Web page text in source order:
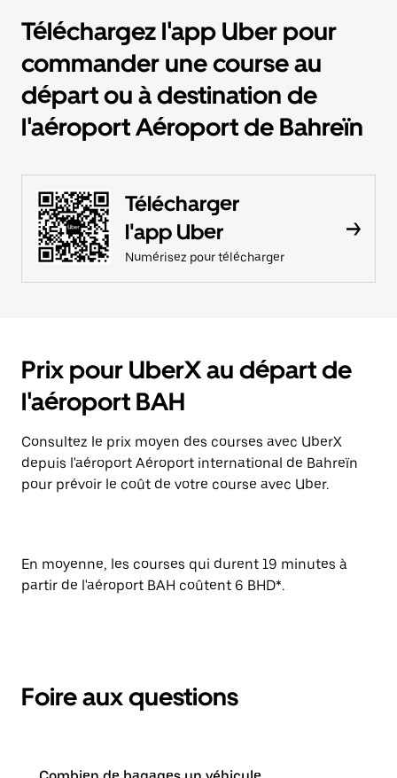
Téléchargez l'app Uber pour
commander une course au
départ ou à destination de
l'aéroport Aéroport de Bahreïn
Télécharger
l'app Uber
Numérisez pour télécharger
Prix pour UberX au départ de
l'aéroport BAH
Consultez le prix moyen des courses avec UberX
depuis l'aéroport Aéroport international de Bahreïn
pour prévoir le coût de votre course avec Uber.
En moyenne, les courses qui durent 19 minutes à
partir de l'aéroport BAH coûtent 6 BHD*.
Foire aux questions